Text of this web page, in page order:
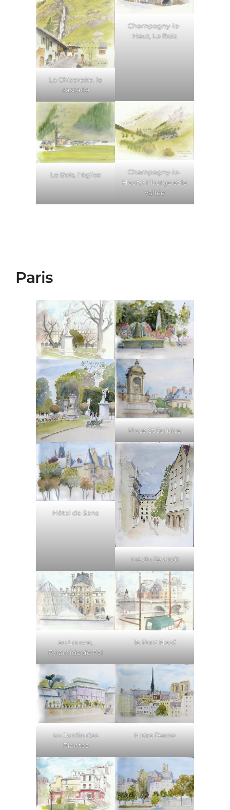
La Chiserette, la
cascade
Champagny-le-
Haut, Le Bois
Le Bois, l’église
Champagny-le-
Haut, Friburge et la
vallée
Paris
Place St Sulpice
Hôtel de Sens
rue du 5e arrdt
au Louvre,
Pyramide de Pei
le Pont Neuf
au Jardin des
Plantes
Notre Dame